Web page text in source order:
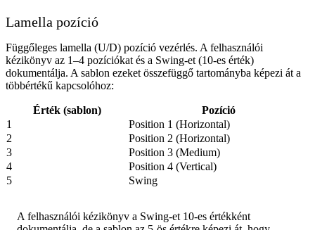
Lamella pozíció
Függőleges lamella (U/D) pozíció vezérlés. A felhasználói
kézikönyv az 1–4 pozíciókat és a Swing-et (10-es érték)
dokumentálja. A sablon ezeket összefüggő tartományba képezi át a
többértékű kapcsolóhoz:
Érték (sablon)
Pozíció
1
Position 1 (Horizontal)
2
Position 2 (Horizontal)
3
Position 3 (Medium)
4
Position 4 (Vertical)
5
Swing
A felhasználói kézikönyv a Swing-et 10-es értékként